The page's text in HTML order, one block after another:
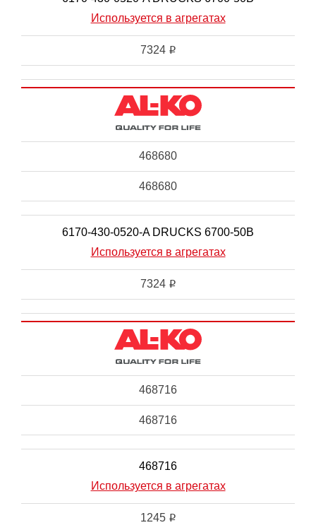
Используется в агрегатах
7324 i
468680
468680
6170-430-0520-A DRUCKS 6700-50B
Используется в агрегатах
7324 i
468716
468716
468716
Используется в агрегатах
1245 i